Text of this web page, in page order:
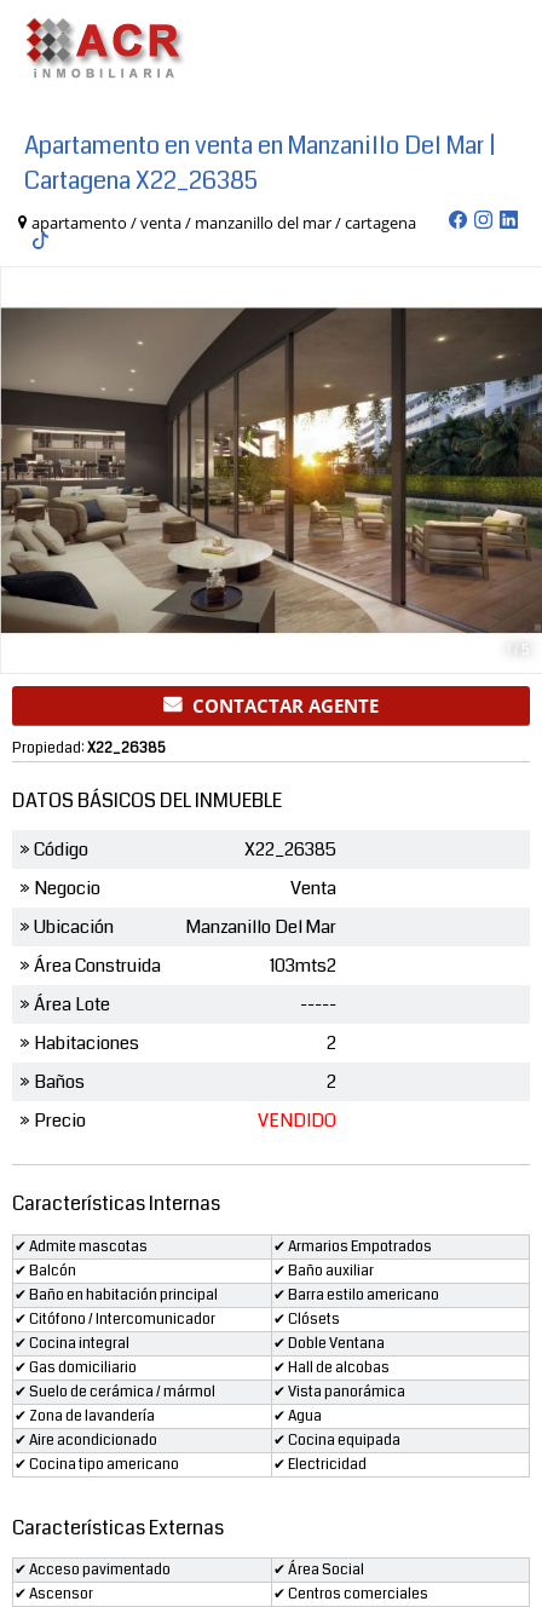
Apartamento en venta en Manzanillo Del Mar |
Cartagena X22_26385
apartamento / venta / manzanillo del mar / cartagena
5
CONTACTAR AGENTE
Propiedad:X22_26385
DATOS BÁSICOS DEL INMUEBLE
» Código
X22_26385
» Negocio
Venta
» Ubicación
Manzanillo Del Mar
» Área Construida
103mts2
» Área Lote
-----
» Habitaciones
2
» Baños
2
» Precio
VENDIDO
Características Internas
✔ Admite mascotas
✔ Armarios Empotrados
✔ Balcón
✔ Baño auxiliar
✔ Baño en habitación principal
✔ Barra estilo americano
✔ Citófono / Intercomunicador
✔ Clósets
✔ Cocina integral
✔ Doble Ventana
✔ Gas domiciliario
✔ Hall de alcobas
✔ Suelo de cerámica / mármol
✔ Vista panorámica
✔ Zona de lavandería
✔ Agua
✔ Aire acondicionado
✔ Cocina equipada
✔ Cocina tipo americano
✔ Electricidad
Características Externas
✔ Acceso pavimentado
✔ Área Social
✔ Ascensor
✔ Centros comerciales